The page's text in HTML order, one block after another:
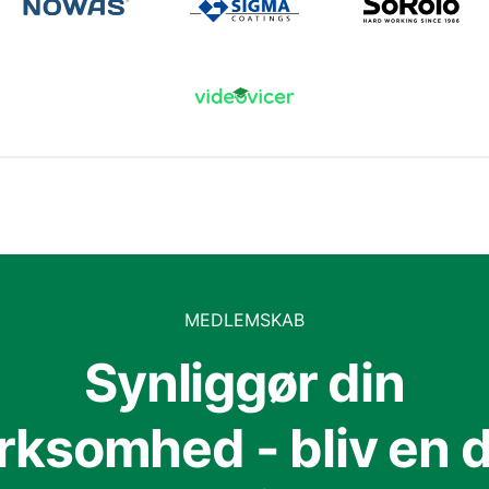
MEDLEMSKAB
Synliggør din
- bliv en